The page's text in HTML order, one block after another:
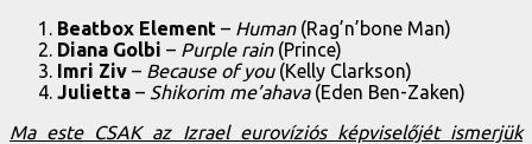
Beatbox Element – Human(Rag’n’bone Man)
Diana Golbi – Purple rain (Prince)
Imri Ziv – Because of you(Kelly Clarkson)
Julietta – Shikorim me’ahava (Eden Ben-Zaken)
Ma este CSAK az Izrael eurovíziós képviselőjét ismerjük